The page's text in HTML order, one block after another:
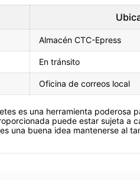
Almacén CTC-Epress
En tránsito
Oficina de correos local
es una herramienta
puede estar sujeta
una buena idea mantenerse al